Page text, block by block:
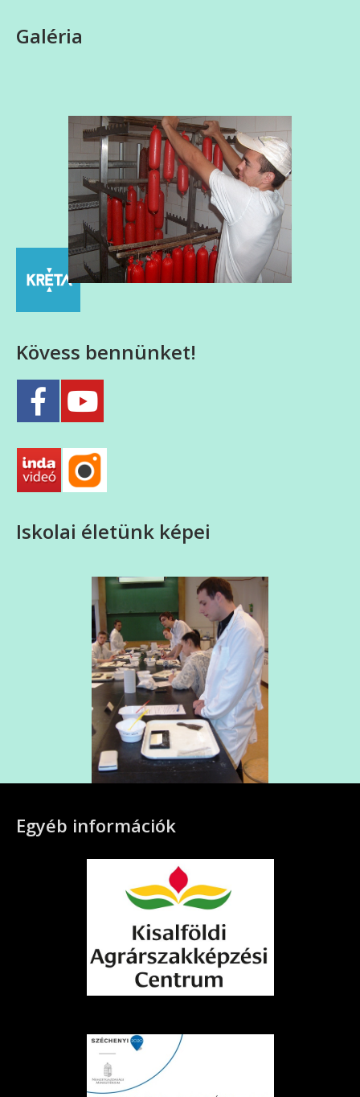
Galéria
Kövess bennünket!
Iskolai életünk képei
Egyéb információk